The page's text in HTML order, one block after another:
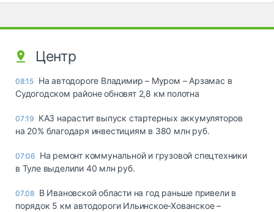
Центр
08:15 На автодороге Владимир – Муром – Арзамас в
Судогодском районе обновят 2,8 км полотна
07:19 КАЗ нарастит выпуск стартерных аккумуляторов
на 20% благодаря инвестициям в 380 млн руб.
07:06 На ремонт коммунальной и грузовой спецтехники
в Туле выделили 40 млн руб.
07.08 В Ивановской области на год раньше привели в
порядок 5 км автодороги Ильинское-Хованское –